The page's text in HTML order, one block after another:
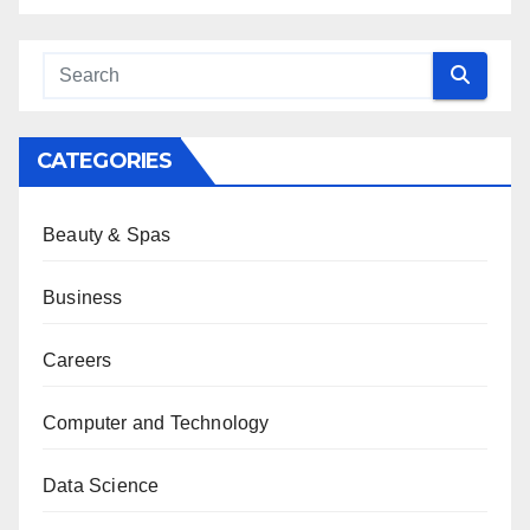
CATEGORIES
Beauty & Spas
Business
Careers
Computer and Technology
Data Science